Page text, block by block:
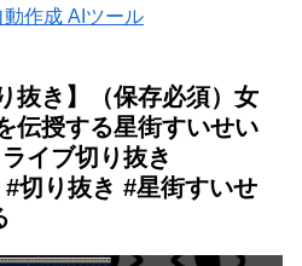
作成 AIツール
抜き】（保存必須）女
伝授する星街すいせい
イブ切り抜き
切り抜き #星街すいせ